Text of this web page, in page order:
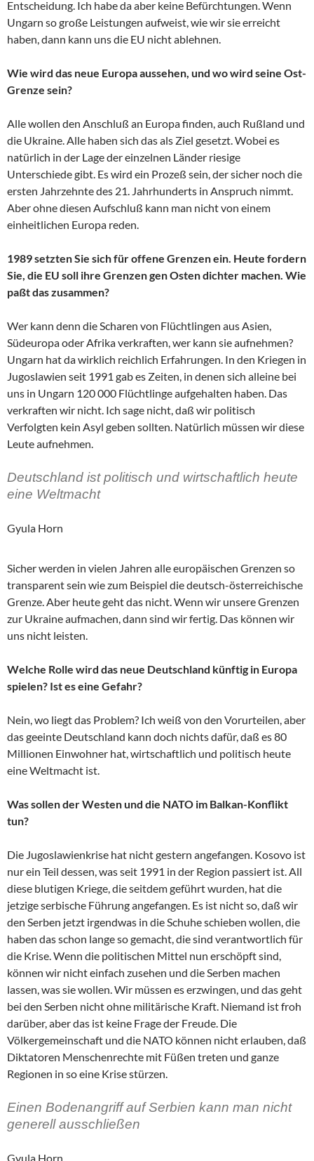
Entscheidung. Ich habe da aber keine Befürchtungen. Wenn
Ungarn so große Leistungen aufweist, wie wir sie erreicht
haben, dann kann uns die EU nicht ablehnen.
Wie wird das neue Europa aussehen, und wo wird seine Ost-
Grenze sein?
Alle wollen den Anschluß an Europa finden, auch Rußland und
die Ukraine. Alle haben sich das als Ziel gesetzt. Wobei es
natürlich in der Lage der einzelnen Länder riesige
Unterschiede gibt. Es wird ein Prozeß sein, der sicher noch die
ersten Jahrzehnte des 21. Jahrhunderts in Anspruch nimmt.
Aber ohne diesen Aufschluß kann man nicht von einem
einheitlichen Europa reden.
1989 setzten Sie sich für offene Grenzen ein. Heute fordern
Sie, die EU soll ihre Grenzen gen Osten dichter machen. Wie
paßt das zusammen?
Wer kann denn die Scharen von Flüchtlingen aus Asien,
Südeuropa oder Afrika verkraften, wer kann sie aufnehmen?
Ungarn hat da wirklich reichlich Erfahrungen. In den Kriegen in
Jugoslawien seit 1991 gab es Zeiten, in denen sich alleine bei
uns in Ungarn 120 000 Flüchtlinge aufgehalten haben. Das
verkraften wir nicht. Ich sage nicht, daß wir politisch
Verfolgten kein Asyl geben sollten. Natürlich müssen wir diese
Leute aufnehmen.
Deutschland ist politisch und wirtschaftlich heute
eine Weltmacht
Gyula Horn
Sicher werden in vielen Jahren alle europäischen Grenzen so
transparent sein wie zum Beispiel die deutsch-österreichische
Grenze. Aber heute geht das nicht. Wenn wir unsere Grenzen
zur Ukraine aufmachen, dann sind wir fertig. Das können wir
uns nicht leisten.
Welche Rolle wird das neue Deutschland künftig in Europa
spielen? Ist es eine Gefahr?
Nein, wo liegt das Problem? Ich weiß von den Vorurteilen, aber
das geeinte Deutschland kann doch nichts dafür, daß es 80
Millionen Einwohner hat, wirtschaftlich und politisch heute
eine Weltmacht ist.
Was sollen der Westen und die NATO im Balkan-Konflikt
tun?
Die Jugoslawienkrise hat nicht gestern angefangen. Kosovo ist
nur ein Teil dessen, was seit 1991 in der Region passiert ist. All
diese blutigen Kriege, die seitdem geführt wurden, hat die
jetzige serbische Führung angefangen. Es ist nicht so, daß wir
den Serben jetzt irgendwas in die Schuhe schieben wollen, die
haben das schon lange so gemacht, die sind verantwortlich für
die Krise. Wenn die politischen Mittel nun erschöpft sind,
können wir nicht einfach zusehen und die Serben machen
lassen, was sie wollen. Wir müssen es erzwingen, und das geht
bei den Serben nicht ohne militärische Kraft. Niemand ist froh
darüber, aber das ist keine Frage der Freude. Die
Völkergemeinschaft und die NATO können nicht erlauben, daß
Diktatoren Menschenrechte mit Füßen treten und ganze
Regionen in so eine Krise stürzen.
Einen Bodenangriff auf Serbien kann man nicht
generell ausschließen
Gyula Horn